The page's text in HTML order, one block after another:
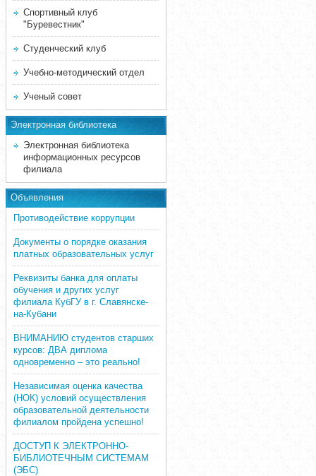
Спортивный клуб
"Буревестник"
Студенческий клуб
Учебно-методический отдел
Ученый совет
Электронная библиотека
Электронная библиотека
информационных ресурсов
филиала
Объявления
Противодействие коррупции
Документы о порядке оказания
платных образовательных услуг
Реквизиты банка для оплаты
обучения и других услуг
филиала КубГУ в г. Славянске-
на-Кубани
ВНИМАНИЮ студентов старших
курсов: ДВА диплома
одновременно – это реально!
Независимая оценка качества
(НОК) условий осуществления
образовательной деятельности
филиалом пройдена успешно!
ДОСТУП К ЭЛЕКТРОННО-
БИБЛИОТЕЧНЫМ СИСТЕМАМ
(ЭБС)